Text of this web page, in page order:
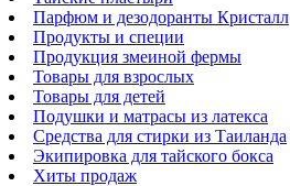
Парфюм и дезодоранты Кристалл
Продукты и специи
Продукция змеиной фермы
Товары для взрослых
Товары для детей
Подушки и матрасы из латекса
Средства для стирки из Таиланда
Экипировка для тайского бокса
Хиты продаж